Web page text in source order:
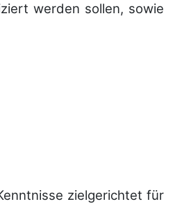
werden sollen, sowie
zielgerichtet für